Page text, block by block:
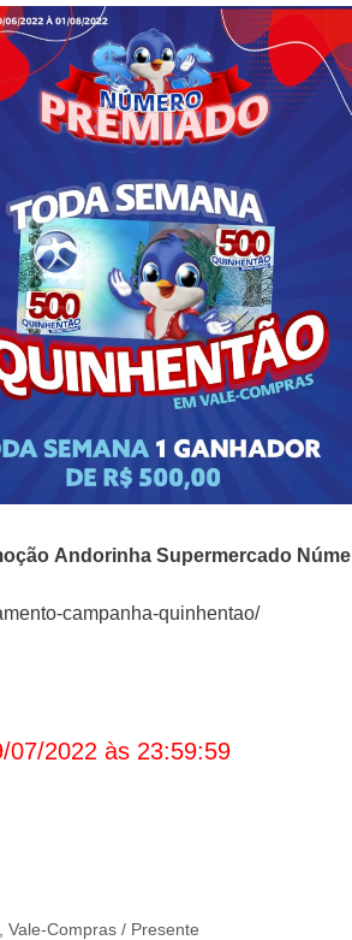
Andorinha Supermercado
campanha-quinhentao/
07/2022 às 23:59:59
,Vale-Compras / Presente